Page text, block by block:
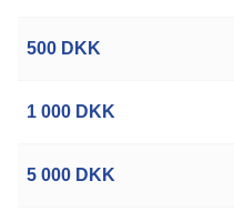
500 DKK
1 000 DKK
5 000 DKK